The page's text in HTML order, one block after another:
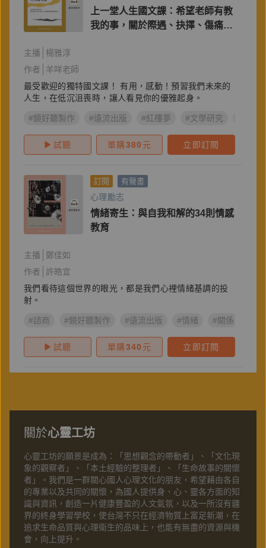
上一堂人生國文課：希望老師有教
我的事，關於際遇、抉擇、傷痛，
主播
楊雅淳
作者
羊咩老師
最受歡迎的獨特國文課！ 有用，感動！預習我們未來的
人生，在低沉沮喪時，讓人看見你的優雅起身。
#鏡好聽製作 #遠流出版 #紅樓夢 #文學研究
試聽 單購380 元 立即訂閱
訂閱 有聲書
心理勵志
情緒寄生：與自我和解的34則情感
教育
主播
鄭佳如
作者
許皓宜
我們看待這個世界的眼光，都是我們心裡情緒基調的投
射。
#諮商 #鏡好聽製作 #遠流出版 #情緒 #關係
試聽 單購340 元 立即訂閱
關於心靈工坊
心靈工坊的願景是成為：「思想觀念的帶動者」、「文化現
象的觀察者」、「本土經驗的整理者」、「生命故事的關懷
者」。我們是一群關心國人心理文化的朋友，希望藉由各自
的專業以及共同的關懷，為國人提供身、心、靈各方面的知
識與資訊，創造一片健康豐盈的人文氣氛，以及一所沒有疆
界的終身學習學校，使台灣不只在經濟物質上富足新潮，在
追求生命品質與心理衛生的品味上，也能有無盡的資源與機
會，向上提升。